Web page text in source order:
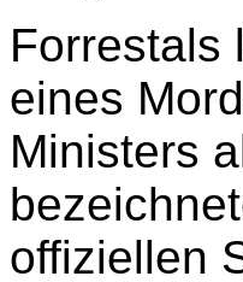
Forrestals
eines
Ministers
offiziellen